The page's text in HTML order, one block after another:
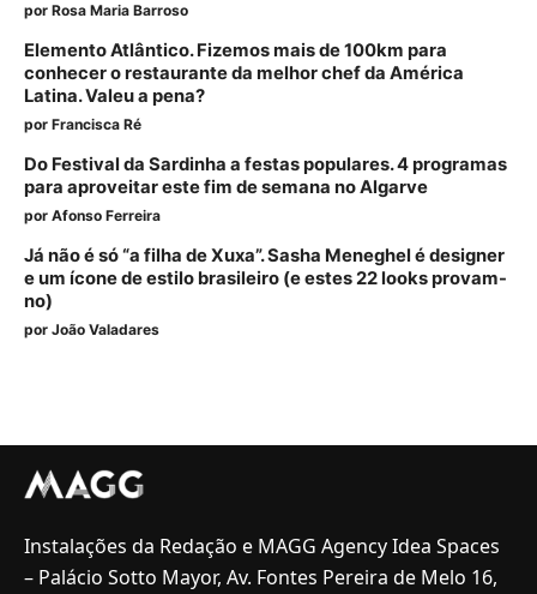
por Rosa Maria Barroso
Elemento Atlântico. Fizemos mais de 100km para
conhecer o restaurante da melhor chef da América
Latina. Valeu a pena?
por Francisca Ré
Do Festival da Sardinha a festas populares. 4 programas
para aproveitar este fim de semana no Algarve
por Afonso Ferreira
Já não é só “a filha de Xuxa”. Sasha Meneghel é designer
e um ícone de estilo brasileiro (e estes 22 looks provam-
no)
por João Valadares
Instalações da Redação e MAGG Agency Idea Spaces
– Palácio Sotto Mayor, Av. Fontes Pereira de Melo 16,